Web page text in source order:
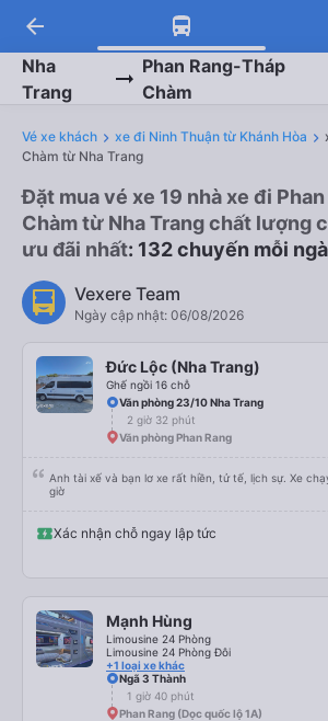
arrow_back
Nha
Trang
Phan Rang-Tháp
Chàm
Vé xe khách xe đi Ninh Thuận từ Khánh Hòa
Chàm từ Nha Trang
Đặt mua vé xe 19 nhà xe đi
Chàm từ Nha Trang chất lượng
ưu đãi nhất: 132 chuyến mỗi
Vexere Team
Ngày cập nhật: 06/08/2026
Đức Lộc (Nha Trang)
Ghế ngồi 16 chỗ
Văn phòng 23/10 Nha Trang
2 giờ 32 phút
Văn phòng Phan Rang
Anh tài xế và bạn lơ xe rất hiền, tử tế, lịch sự. Xe chạy đi đến nhanh, đúng
giờ
Xác nhận chỗ ngay lập tức
Mạnh Hùng
Limousine 24 Phòng
Limousine 24 Phòng Đôi
+1 loại xe khác
Ngã 3 Thành
1 giờ 40 phút
Phan Rang (Dọc quốc lộ 1A)